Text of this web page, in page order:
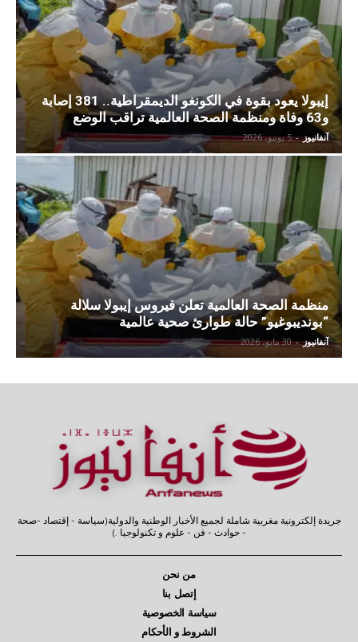
إيبولا يعود بقوة في الكونغو الديمقراطية.. 381 إصابة
و63 وفاة ومنظمة الصحة العالمية تراقب الوضع
آنفانيوز - 5 يونيو، 2026
منظمة الصحة العالمية تعلن فيروس إيبولا سلالة
“بونديبوغيو” حالة طوارئ صحية عالمية
آنفانيوز - 30 مايو، 2026
جريدة إلكترونية مغربية شاملة لجميع الأخبار الوطنية والدولية(سياسة - إقتصاد -صحة
- حوادث - فن - علوم و تكنولوجيا .)
من نحن
إتصل بنا
سياسة الخصوصية
الشروط و الأحكام